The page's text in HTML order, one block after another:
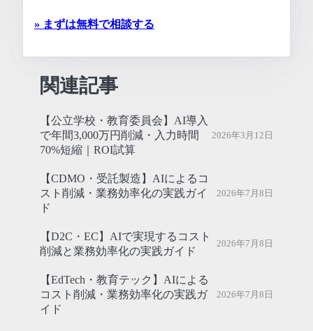
» まずは無料で相談する
関連記事
【公立学校・教育委員会】AI導入
で年間3,000万円削減・入力時間
70%短縮｜ROI試算
2026年3月12日
【CDMO・受託製造】AIによるコ
スト削減・業務効率化の実践ガイ
ド
2026年7月8日
【D2C・EC】AIで実現するコスト
削減と業務効率化の実践ガイド
2026年7月8日
【EdTech・教育テック】AIによる
コスト削減・業務効率化の実践ガ
イド
2026年7月8日